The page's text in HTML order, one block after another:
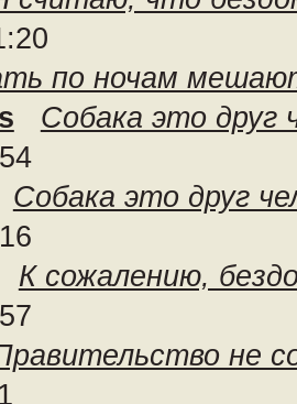
по ночам
Собака это друг
Собака это друг
К сожалению,
не